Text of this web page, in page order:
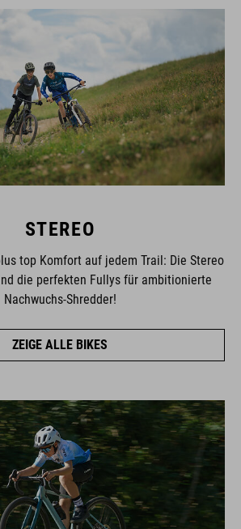
STEREO
top Komfort auf jedem Trail: Die Stereo
die perfekten Fullys für ambitionierte
Nachwuchs-Shredder!
ZEIGE ALLE BIKES